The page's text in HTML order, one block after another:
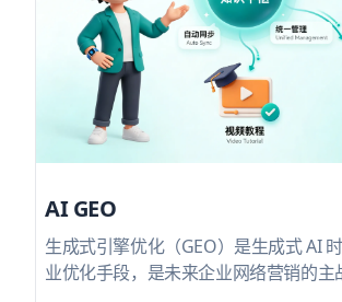
AI GEO
生成式引擎优化（GEO）是生成式 AI
业优化手段，是未来企业网络营销的主